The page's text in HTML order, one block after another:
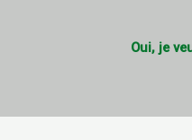
Oui, je